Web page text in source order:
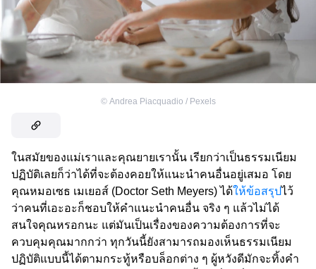
© Andrea Piacquadio / Pexels
ในสมัยของแม่เราและคุณยายเรานั้น เรียกว่าเป็นธรรมเนียม
ปฏิบัติเลยก็ว่าได้ที่จะต้องคอยให้แนะนำคนอื่นอยู่เสมอ โดย
คุณหมอเซธ เมเยอส์ (Doctor Seth Meyers) ได้ให้ข้อสรุปไว้
ว่าคนที่เอะอะก็ชอบให้คำแนะนำคนอื่น จริง ๆ แล้วไม่ได้
สนใจคุณหรอกนะ แต่มันเป็นเรื่องของความต้องการที่จะ
ควบคุมคุณมากกว่า ทุกวันนี้ยังสามารถมองเห็นธรรมเนียม
ปฏิบัติแบบนี้ได้ตามกระทู้หรือบล็อกต่าง ๆ ผู้หวังดีมักจะทิ้งคำ